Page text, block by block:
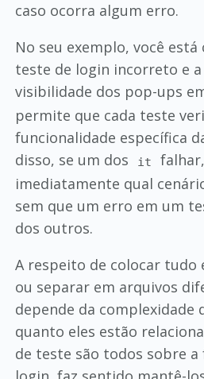
caso ocorra algum erro.
No seu exemplo, você
teste de login incorreto e
visibilidade dos pop-ups
permite que cada teste
funcionalidade específica
disso, se um dos
it
imediatamente qual
sem que um erro em um
dos outros.
A respeito de colocar tudo
ou separar em arquivos
depende da complexidade
quanto eles estão
de teste são todos sobre a